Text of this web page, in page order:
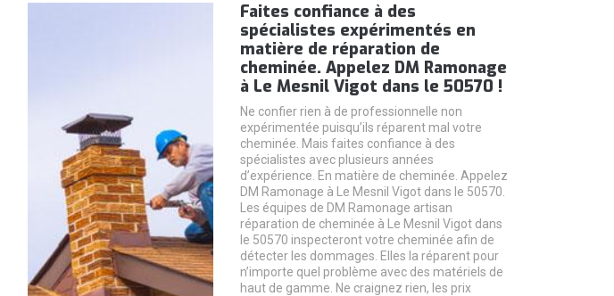
Faites confiance à des
spécialistes expérimentés en
matière de réparation de
cheminée. Appelez DM Ramonage
à Le Mesnil Vigot dans le 50570 !
Ne confier rien à de professionnelle non
expérimentée puisqu’ils réparent mal votre
cheminée. Mais faites confiance à des
spécialistes avec plusieurs années
d’expérience. En matière de cheminée. Appelez
DM Ramonage à Le Mesnil Vigot dans le 50570.
Les équipes de DM Ramonage artisan
réparation de cheminée à Le Mesnil Vigot dans
le 50570 inspecteront votre cheminée afin de
détecter les dommages. Elles la réparent pour
n’importe quel problème avec des matériels de
haut de gamme. Ne craignez rien, les prix